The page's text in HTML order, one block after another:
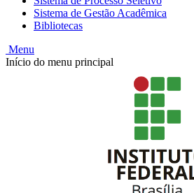
Sistema de Gestão Acadêmica
Bibliotecas
Menu
Início do menu principal